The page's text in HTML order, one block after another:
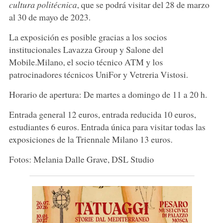
cultura politécnica, que se podrá visitar del 28 de marzo
al 30 de mayo de 2023.
La exposición es posible gracias a los socios
institucionales Lavazza Group y Salone del
Mobile.Milano, el socio técnico ATM y los
patrocinadores técnicos UniFor y Vetreria Vistosi.
Horario de apertura: De martes a domingo de 11 a 20 h.
Entrada general 12 euros, entrada reducida 10 euros,
estudiantes 6 euros. Entrada única para visitar todas las
exposiciones de la Triennale Milano 13 euros.
Fotos: Melania Dalle Grave, DSL Studio